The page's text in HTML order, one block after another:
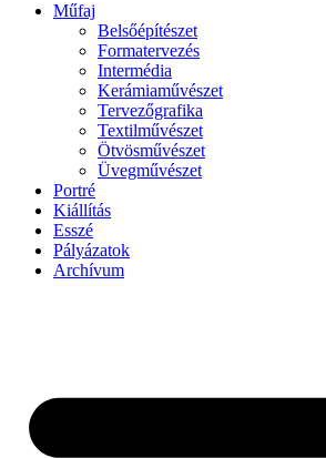
Műfaj
Belsőépítészet
Formatervezés
Intermédia
Kerámiaművészet
Tervezőgrafika
Textilművészet
Ötvösművészet
Üvegművészet
Portré
Kiállítás
Esszé
Pályázatok
Archívum